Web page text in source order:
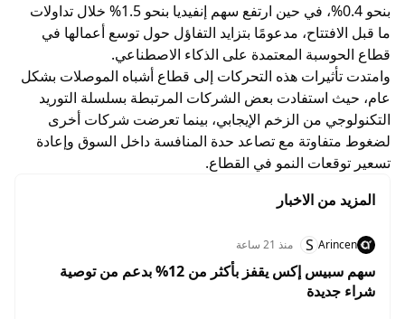
بنحو 0.4%، في حين ارتفع سهم إنفيديا بنحو 1.5% خلال تداولات
ما قبل الافتتاح، مدعومًا بتزايد التفاؤل حول توسع أعمالها في
قطاع الحوسبة المعتمدة على الذكاء الاصطناعي.
وامتدت تأثيرات هذه التحركات إلى قطاع أشباه الموصلات بشكل
عام، حيث استفادت بعض الشركات المرتبطة بسلسلة التوريد
التكنولوجي من الزخم الإيجابي، بينما تعرضت شركات أخرى
لضغوط متفاوتة مع تصاعد حدة المنافسة داخل السوق وإعادة
تسعير توقعات النمو في القطاع.
المزيد من الاخبار
Arincen
S منذ 21 ساعة
سهم سبيس إكس يقفز بأكثر من 12% بدعم من توصية
شراء جديدة